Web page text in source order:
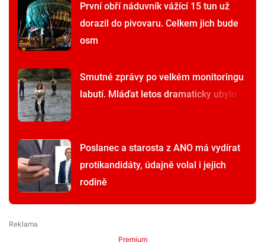
První obří náduvník vážící 15 tun už
dorazil do pivovaru. Celkem jich bude
osm
Smutné zprávy po velkém monitoringu
labutí. Mláďat letos dramaticky ubylo
Poslanec a starosta z ANO má vydírat
protikandidáty, údajně volal i jejich
rodině
Premium